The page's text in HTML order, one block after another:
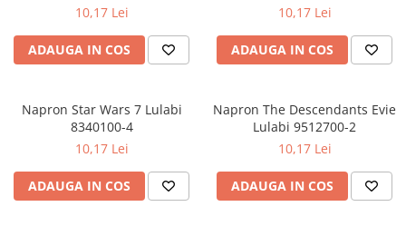
10,17 Lei
ADAUGA IN COS
10,17 Lei
ADAUGA IN COS
Napron Star Wars 7 Lulabi
8340100-4
10,17 Lei
ADAUGA IN COS
Napron The Descendants Evie
Lulabi 9512700-2
10,17 Lei
ADAUGA IN COS